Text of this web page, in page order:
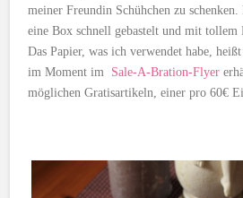
meiner Freundin Schühchen zu
eine Box schnell gebastelt und mit tollem
Das Papier, was ich verwendet habe, heißt „
im Moment im Sale-A-Bration-Flyer
möglichen Gratisartikeln, einer pro 60€